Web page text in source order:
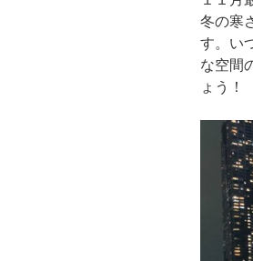
冬の寒
す。い
な空間
ょう！